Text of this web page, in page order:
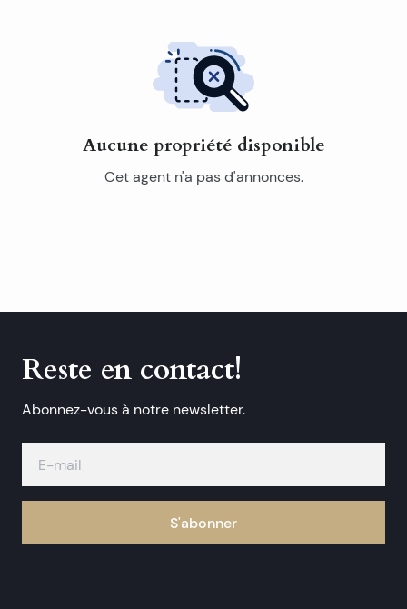
Aucune propriété disponible
Cet agent n'a pas d'annonces.
Reste en contact!
Abonnez-vous à notre newsletter.
S'abonner